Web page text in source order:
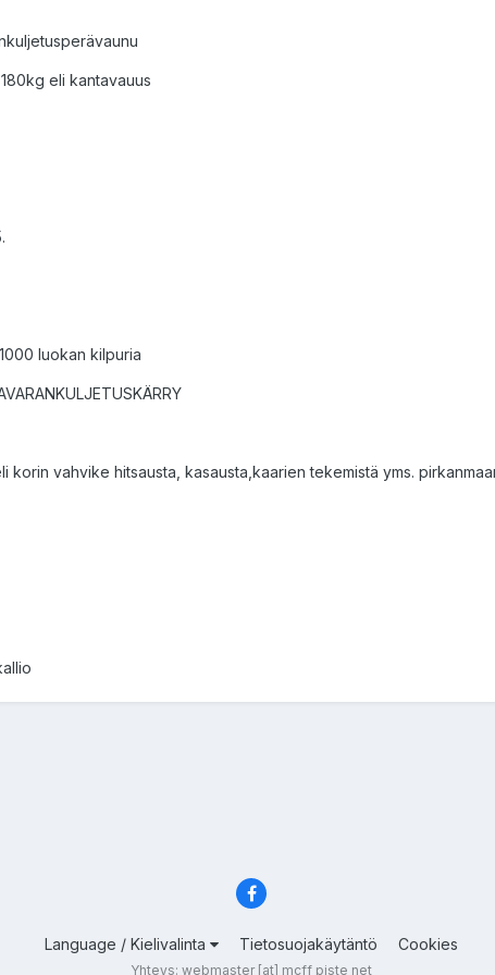
eli kantavauus
luokan kilpuria
korin vahvike hitsausta, kasausta,kaarien tekemistä yms.
Language / Kielivalinta Tietosuojakäytäntö Cookies
Yhteys: webmaster [at] mcff piste net